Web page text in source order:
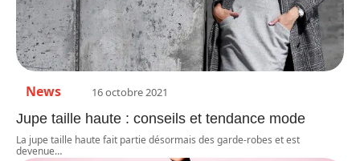
News 16 octobre 2021
Jupe taille haute : conseils et tendance mode
La jupe taille haute fait partie désormais des garde-robes et est
devenue…